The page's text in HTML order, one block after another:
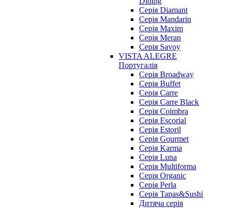
Cерія Diamant
Cерія Mandarin
Cерія Maxim
Серія Meran
Серія Savoy
VISTA ALEGRE
Португалія
Серія Broadway
Серія Buffet
Серія Carre
Серія Carre Black
Серія Coimbra
Серія Escorial
Серія Estoril
Серія Gourmet
Серія Karma
Серія Luna
Серія Multiforma
Серія Organic
Серія Perla
Серія Tapas&Sushi
Дитяча серія